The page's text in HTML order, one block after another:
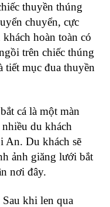
thuyền thúng
chuyển, cực
hoàn toàn có
trên chiếc thúng
tiết mục đua thuyền
cá là một màn
du khách
An. Du khách sẽ
ảnh giăng lưới bắt
nơi đây.
Sau khi len qua